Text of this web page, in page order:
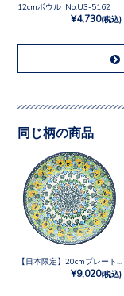
12cmボウル No.U3-5162
¥4,730(税込)
同じ柄の商品
¥9,020(税込)